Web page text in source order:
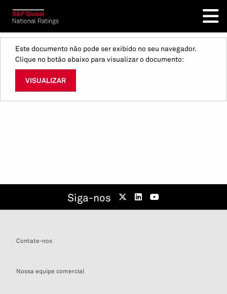
Este documento não pode ser exibido no seu navegador.
Clique no botão abaixo para visualizar o documento:
VISUALIZAR
Siga-nos
Contate-nos
Nossa equipe comercial